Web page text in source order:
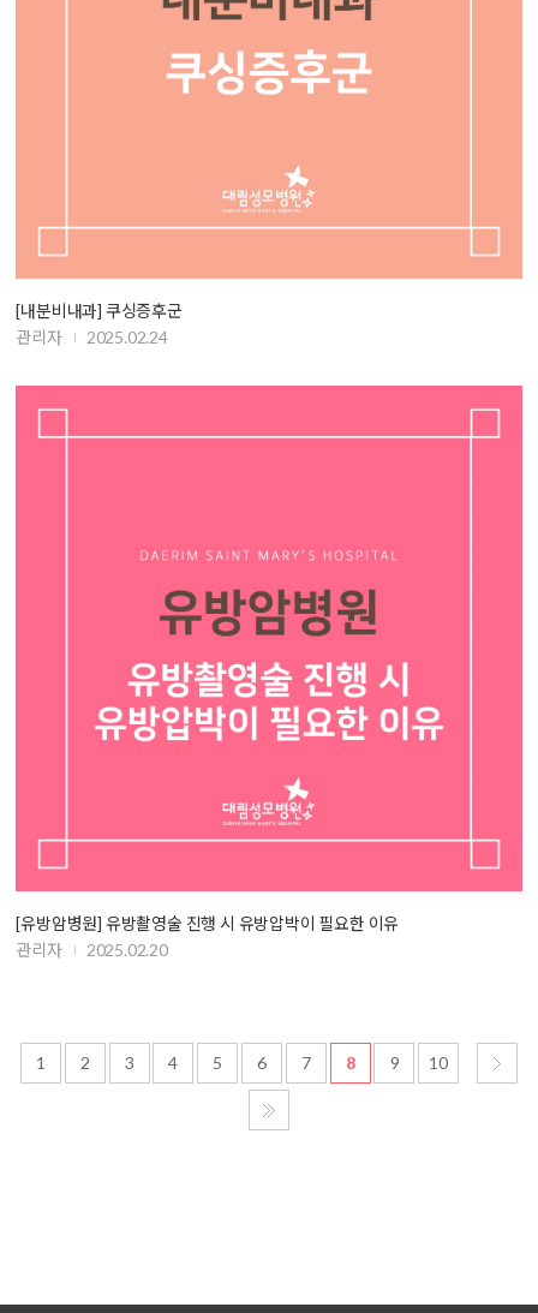
[내분비내과] 쿠싱증후군
관리자
2025.02.24
[유방암병원] 유방촬영술 진행 시 유방압박이 필요한 이유
관리자
2025.02.20
1 2 3 4 5 6 7 8 9 10